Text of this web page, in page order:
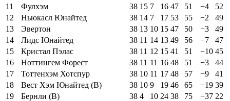
11
Фулхэм 38 15 7 16 47 51 −4
52
12
Ньюкасл Юнайтед 38 14 7 17 53 55 −2
49
13
Эвертон 38 13 10 15 47 50 −3
49
14
Лидс Юнайтед 38 11 14 13 49 56 −7
47
15
Кристал Пэлас 38 11 12 15 41 51 −10 45
16
Ноттингем Форест 38 11 11 16 48 51 −3
44
17
Тоттенхэм Хотспур 38 10 11 17 48 57 −9
41
18
Вест Хэм Юнайтед (В) 38 10 9 19 46 65 −19 39
19
Бернли (В) 38 4 10 24 38 75 −37 22